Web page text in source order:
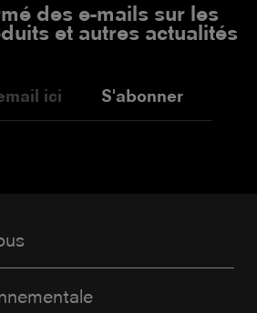
des e-mails sur les
et autres actualités
S'abonner